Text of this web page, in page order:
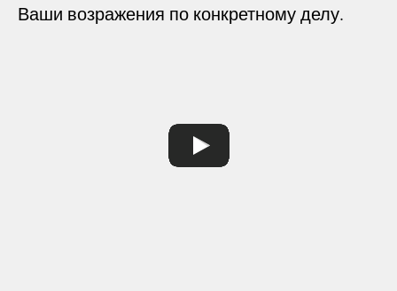
Ваши возражения по конкретному делу.